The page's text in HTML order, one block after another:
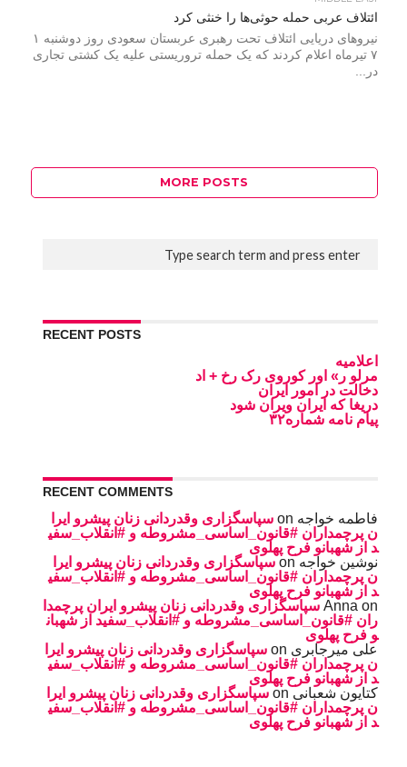
ائتلاف عربی حمله حوثی‌ها را خنثی کرد
نیروهای دریایی ائتلاف تحت رهبری عربستان سعودی روز دوشنبه ۱
۷ تیرماه اعلام کردند که یک حمله تروریستی علیه یک کشتی تجاری
در...
MORE POSTS
RECENT POSTS
اعلامیه
مرلو ر» اور کوروی رک رخ + اد
دخالت در امور ایران
دریغا که ایران ویران شود
پیام نامه شماره۳۲
RECENT COMMENTS
فاطمه خواجه
سپاسگزاری وقدردانی زنان پیشرو ایرا
ن پرچمداران #قانون_اساسی_مشروطه و #انقلاب_سفی
د از شهبانو فرح پهلوی
نوشین خواجه
سپاسگزاری وقدردانی زنان پیشرو ایرا
ن پرچمداران #قانون_اساسی_مشروطه و #انقلاب_سفی
د از شهبانو فرح پهلوی
Anna on
سپاسگزاری وقدردانی زنان پیشرو ایران پرچمدا
ران #قانون_اساسی_مشروطه و #انقلاب_سفید از شهبان
و فرح پهلوی
على ميرجابرى
سپاسگزاری وقدردانی زنان پیشرو ایرا
ن پرچمداران #قانون_اساسی_مشروطه و #انقلاب_سفی
د از شهبانو فرح پهلوی
کتایون شعبانی
سپاسگزاری وقدردانی زنان پیشرو ایرا
ن پرچمداران #قانون_اساسی_مشروطه و #انقلاب_سفی
د از شهبانو فرح پهلوی